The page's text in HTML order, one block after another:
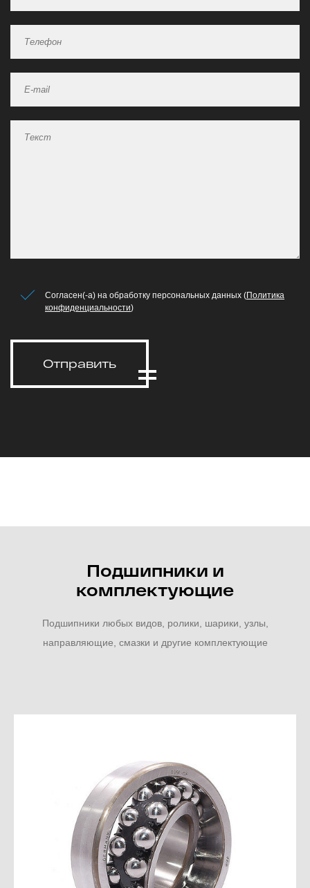
Согласен(-а) на обработку персональных данных (Политика
конфиденциальности)
Отправить
Подшипники и
комплектующие
Подшипники любых видов, ролики, шарики, узлы,
направляющие, смазки и другие комплектующие